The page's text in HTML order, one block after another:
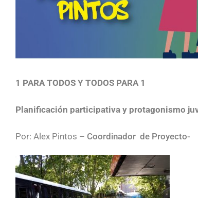
1 PARA TODOS Y TODOS PARA 1
Planificación participativa y protagonismo
Por: Alex Pintos – Coordinador de Proyecto-